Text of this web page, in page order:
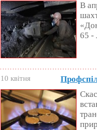
В
65 -
10 квітня